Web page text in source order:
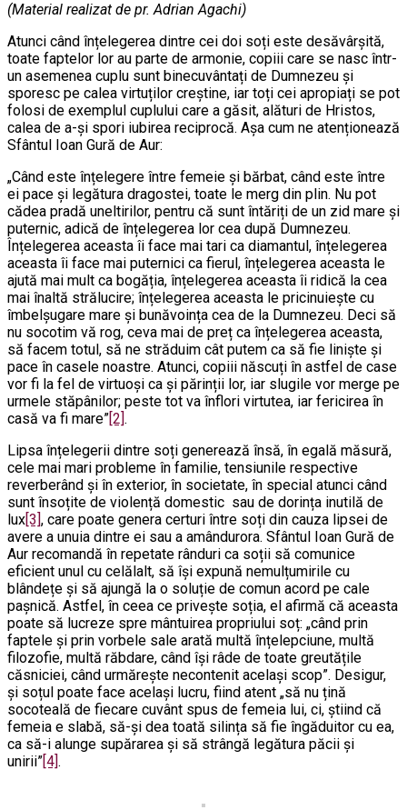
(Material realizat de pr. Adrian Agachi)
Atunci când înțelegerea dintre cei doi soți este desăvârșită,
toate faptelor lor au parte de armonie, copiii care se nasc într-
un asemenea cuplu sunt binecuvântați de Dumnezeu și
sporesc pe calea virtuților creștine, iar toți cei apropiați se pot
folosi de exemplul cuplului care a găsit, alături de Hristos,
calea de a-și spori iubirea reciprocă. Așa cum ne atenționează
Sfântul Ioan Gură de Aur:
„Când este înțelegere între femeie și bărbat, când este între
ei pace și legătura dragostei, toate le merg din plin. Nu pot
cădea pradă uneltirilor, pentru că sunt întăriți de un zid mare și
puternic, adică de înțelegerea lor cea după Dumnezeu.
Înțelegerea aceasta îi face mai tari ca diamantul, înțelegerea
aceasta îi face mai puternici ca fierul, înțelegerea aceasta le
ajută mai mult ca bogăția, înțelegerea aceasta îi ridică la cea
mai înaltă strălucire; înțelegerea aceasta le pricinuiește cu
îmbelșugare mare și bunăvoința cea de la Dumnezeu. Deci să
nu socotim vă rog, ceva mai de preț ca înțelegerea aceasta,
să facem totul, să ne străduim cât putem ca să fie liniște și
pace în casele noastre. Atunci, copiii născuți în astfel de case
vor fi la fel de virtuoși ca și părinții lor, iar slugile vor merge pe
urmele stăpânilor; peste tot va înflori virtutea, iar fericirea în
casă va fi mare” [2] .
Lipsa înțelegerii dintre soți generează însă, în egală măsură,
cele mai mari probleme în familie, tensiunile respective
reverberând și în exterior, în societate, în special atunci când
sunt însoțite de violență domestic sau de dorința inutilă de
lux [3] , care poate genera certuri între soți din cauza lipsei de
avere a unuia dintre ei sau a amândurora. Sfântul Ioan Gură de
Aur recomandă în repetate rânduri ca soții să comunice
eficient unul cu celălalt, să își expună nemulțumirile cu
blândețe și să ajungă la o soluție de comun acord pe cale
pașnică. Astfel, în ceea ce privește soția, el afirmă că aceasta
poate să lucreze spre mântuirea propriului soț: „când prin
faptele și prin vorbele sale arată multă înțelepciune, multă
filozofie, multă răbdare, când își râde de toate greutățile
căsniciei, când urmărește necontenit același scop”. Desigur,
și soțul poate face același lucru, fiind atent „să nu țină
socoteală de fiecare cuvânt spus de femeia lui, ci, știind că
femeia e slabă, să-și dea toată silința să fie îngăduitor cu ea,
ca să-i alunge supărarea și să strângă legătura păcii și
unirii” [4] .